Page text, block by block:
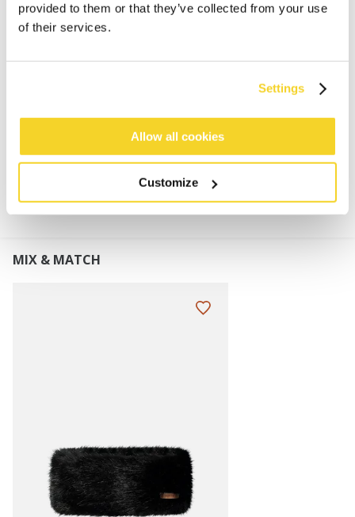
provided to them or that they’ve collected from your use
of their services.
Settings
Allow all cookies
Customize
Zachte oorwarmers
100% polyester
MATERIAAL EN DETAILS
MIX & MATCH